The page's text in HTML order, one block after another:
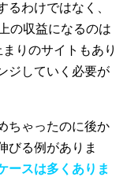
るわけではなく、
の収益になるのは
りのサイトもあり
ジしていく必要が
ちゃったのに後か
びる例がありま
ースは多くありま